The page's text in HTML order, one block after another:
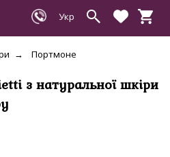
Портмоне
з натуральної шкіри